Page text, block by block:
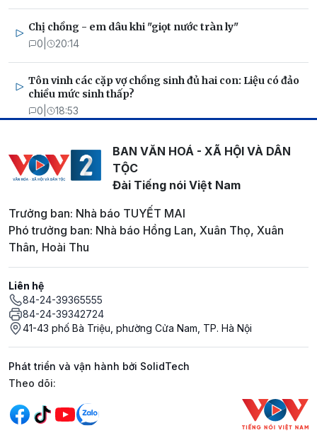
Chị chồng - em dâu khi "giọt nước tràn ly"
0 20:14
Tôn vinh các cặp vợ chồng sinh đủ hai con: Liệu có đảo
chiều mức sinh thấp?
0 18:53
BAN VĂN HOÁ - XÃ HỘI VÀ DÂN
TỘC
Đài Tiếng nói Việt Nam
Trưởng ban: Nhà báo TUYẾT MAI
Phó trưởng ban: Nhà báo Hồng Lan, Xuân Thọ, Xuân
Thân, Hoài Thu
Liên hệ
84-24-39365555
84-24-39342724
41-43 phố Bà Triệu, phường Cửa Nam, TP. Hà Nội
Phát triển và vận hành bởi SolidTech
Mạng xã hội
Theo dõi: